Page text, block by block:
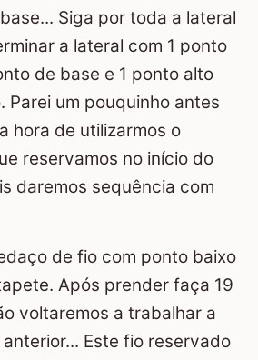
Siga por toda a lateral
a lateral com 1 ponto
de base e 1 ponto alto
Parei um pouquinho antes
hora de utilizarmos o
reservamos no início do
daremos sequência com
de fio com ponto baixo
Após prender faça 19
voltaremos a trabalhar a
Este fio reservado